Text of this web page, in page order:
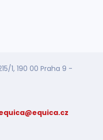
1, 190 00 Praha 9 -